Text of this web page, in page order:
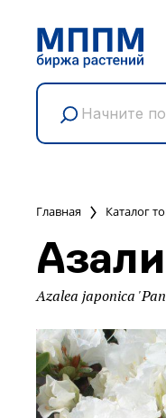
Главная Каталог
Azalea japonica